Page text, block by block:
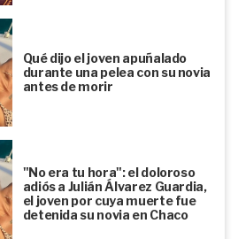
Qué dijo el joven apuñalado
durante una pelea con su novia
antes de morir
"No era tu hora": el doloroso
adiós a Julián Álvarez Guardia,
el joven por cuya muerte fue
detenida su novia en Chaco